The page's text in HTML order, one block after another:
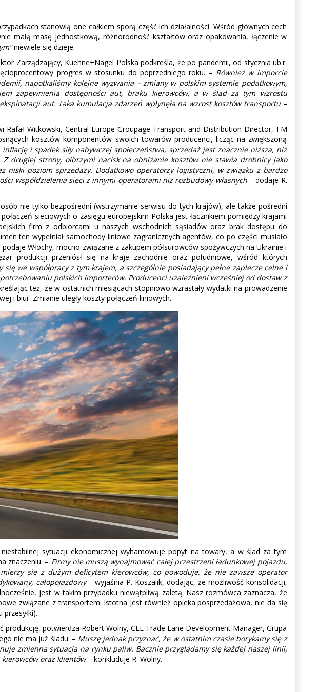
stanowią one całkiem sporą część ich działalności. Wśród głównych cech
małą masę jednostkową, różnorodność kształtów oraz opakowania, łączenie w
niewiele się dzieje.
Zarządzający, Kuehne+Nagel Polska podkreśla, że po pandemii, od stycznia ub.r.
progres w stosunku do poprzedniego roku. – Również w imporcie
napotkaliśmy kolejne wyzwania – zmiany w polskim systemie podatkowym,
zapewnienia dostępności aut, braku kierowców, a w ślad za tym wzrostu
aut. Taka kumulacja zdarzeń wpłynęła na wzrost kosztów transportu–
Witkowski, Central Europe Groupage Transport and Distribution Director, FM
kosztów komponentów swoich towarów producenci, licząc na zwiększoną
i spadek siły nabywczej społeczeństwa, sprzedaż jest znacznie niższa, niż
Z drugiej strony, olbrzymi nacisk na obniżanie kosztów nie stawia drobnicy jako
poziom sprzedaży. Dodatkowo operatorzy logistyczni, w związku z bardzo
współdzielenia sieci z innymi operatorami niż rozbudowy własnych – dodaje R.
nie tylko bezpośredni (wstrzymanie serwisu do tych krajów), ale także pośredni
sieciowych o zasięgu europejskim Polska jest łącznikiem pomiędzy krajami
firm z odbiorcami u naszych wschodnich sąsiadów oraz brak dostępu do
ten wypełniał samochody liniowe zagranicznych agentów, co po części musiało
Włochy, mocno związane z zakupem półsurowców spożywczych na Ukrainie i
produkcji przeniósł się na kraje zachodnie oraz południowe, wśród których
we współpracy z tym krajem, a szczególnie posiadający pełne zaplecze celne i
polskich importerów. Producenci uzależnieni wcześniej od dostaw z
też, że w ostatnich miesiącach stopniowo wzrastały wydatki na prowadzenie
i biur. Zmianie uległy koszty połączeń liniowych.
sytuacji ekonomicznej wyhamowuje popyt na towary, a w ślad za tym
znaczeniu. – Firmy nie muszą wynajmować całej przestrzeni ładunkowej pojazdu,
się z dużym deficytem kierowców, co powoduje, że nie zawsze operator
całopojazdowy– wyjaśnia P. Koszalik, dodając, że możliwość konsolidacji,
jest w takim przypadku niewątpliwą zaletą. Nasz rozmówca zaznacza, że
związane z transportem. Istotna jest również opieka posprzedażowa, nie da się
potwierdza Robert Wolny, CEE Trade Lane Development Manager, Grupa
nie ma już śladu. – Muszę jednak przyznać, że w ostatnim czasie borykamy się z
zmienna sytuacja na rynku paliw. Bacznie przyglądamy się każdej naszej linii,
oraz klientów– konkluduje R. Wolny.